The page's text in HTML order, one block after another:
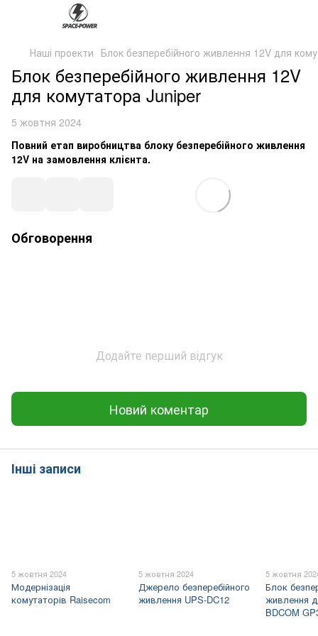
Наші проекти Блок безперебійного живлення 12V для
Блок безперебійного живлення 12V
для комутатора Juniper
5 жовтня 2024
Повний етап виробництва блоку безперебійного живлення
12V на замовлення клієнта.
Обговорення
Додайте перший відгук
Новий коментар
Інші записи
5 жовтня 2024
Модернізація
комутаторів Raisecom
5 жовтня 2024
Джерело безперебійного
живлення UPS-DC12
5 жовтня
Блок
живлення
BDCOM